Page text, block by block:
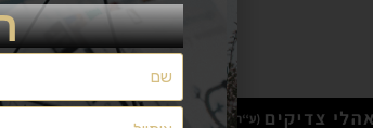
מתפקד כמצופה? יש לכם הצעות ייעול?